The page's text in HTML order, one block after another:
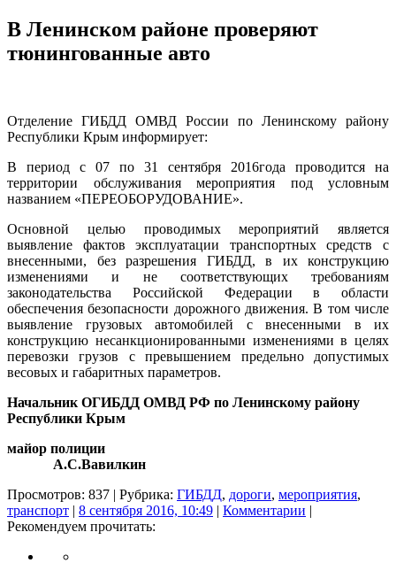
В Ленинском районе проверяют
тюнингованные авто
Отделение ГИБДД ОМВД России по Ленинскому району
Республики Крым информирует:
В период с 07 по 31 сентября 2016года проводится на
территории обслуживания мероприятия под условным
названием «ПЕРЕОБОРУДОВАНИЕ».
Основной целью проводимых мероприятий является
выявление фактов эксплуатации транспортных средств с
внесенными, без разрешения ГИБДД, в их конструкцию
изменениями и не соответствующих требованиям
законодательства Российской Федерации в области
обеспечения безопасности дорожного движения. В том числе
выявление грузовых автомобилей с внесенными в их
конструкцию несанкционированными изменениями в целях
перевозки грузов с превышением предельно допустимых
весовых и габаритных параметров.
Начальник ОГИБДД ОМВД РФ по Ленинскому району
Республики Крым
майор полиции
А.С.Вавилкин
Просмотров: 837 | Рубрика: ГИБДД, дороги, мероприятия,
транспорт | 8 сентября 2016, 10:49 | Комментарии |
Рекомендуем прочитать: